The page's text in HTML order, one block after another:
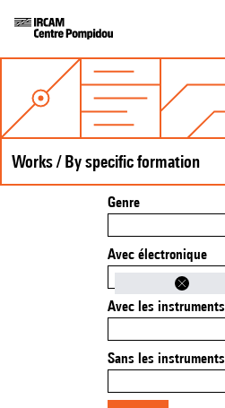
Works / By specific formation
Genre
Avec électronique
Avec les instruments
Sans les instruments